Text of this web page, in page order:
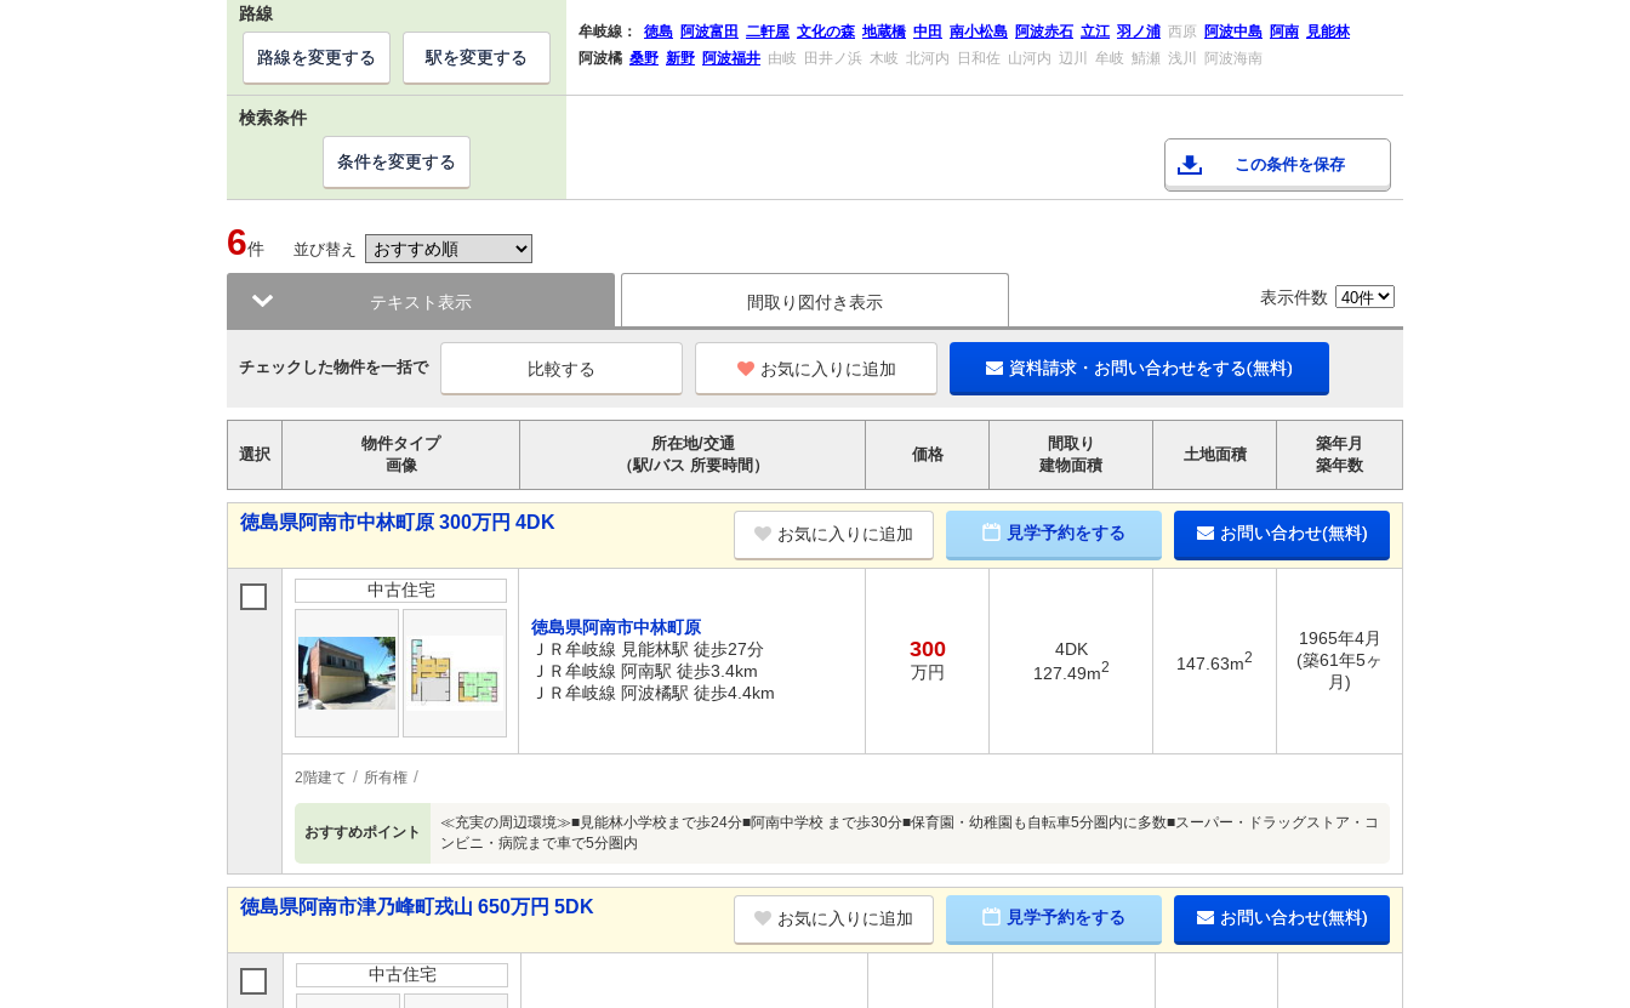
路線
牟岐線： 徳島 阿波富田 二軒屋 文化の森 地蔵橋 中田 南小松島 阿波赤石 立江 羽ノ浦 西原 阿波中島 阿南 見能林
阿波橘 桑野 新野 阿波福井 由岐 田井ノ浜 木岐 北河内 日和佐 山河内 辺川 牟岐 鯖瀬 浅川 阿波海南
路線を変更する 駅を変更する
検索条件
この条件を保存
条件を変更する
6件 並び替え
テキスト表示 間取り図付き表示 表示件数
チェックした物件を一括で お気に入りに追加 資料請求・お問い合わせをする(無料)
選択
物件タイプ
画像
所在地/交通
（駅/バス 所要時間）
価格
間取り
建物面積
土地面積
築年月
築年数
徳島県阿南市中林町原 300万円 4DK
お気に入りに追加 見学予約をする お問い合わせ(無料)
中古住宅
徳島県阿南市中林町原
ＪＲ牟岐線 見能林駅 徒歩27分
ＪＲ牟岐線 阿南駅 徒歩3.4km
ＪＲ牟岐線 阿波橘駅 徒歩4.4km
300
万円
4DK
127.49m2 147.63m2
1965年4月
(築61年5ヶ
月)
2階建て 所有権
おすすめポイント
≪充実の周辺環境≫■見能林小学校まで歩24分■阿南中学校 まで歩30分■保育園・幼稚園も自転車5分圏内に多数■スーパー・ドラッグストア・コ
ンビニ・病院まで車で5分圏内
徳島県阿南市津乃峰町戎山 650万円 5DK
お気に入りに追加 見学予約をする お問い合わせ(無料)
中古住宅